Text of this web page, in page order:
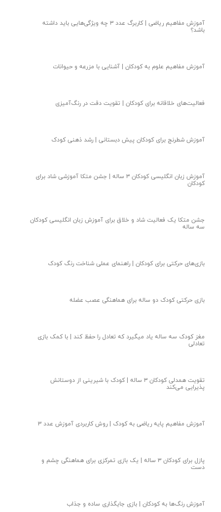
آموزش مفاهیم ریاضی | کاربرگ عدد ۳ چه ویژگی‌هایی باید داشته
باشد؟
آموزش مفاهیم علوم به کودکان | آشنایی با مزرعه و حیوانات
فعالیت‌های خلاقانه برای کودکان | تقویت دقت در رنگ‌آمیزی
آموزش شطرنج برای کودکان پیش دبستانی | رشد ذهنی کودک
آموزش زبان انگلیسی کودکان ۳ ساله | جشن متکا‌ آموزشی شاد برای
کودکان
جشن متکا یک فعالیت شاد و خلاق برای آموزش زبان انگلیسی کودکان
سه ساله
بازی‌های حرکتی برای کودکان | راهنمای عملی شناخت رنگ کودک
بازی حرکتی کودک دو ساله برای هماهنگی عصب عضله
مغز کودک سه ساله یاد میگیرد که تعادل را حفظ کند | با کمک بازی
تعادلی
تقویت همدلی کودکان ۳ ساله | کودک با شیرینی از دوستانش
پذیرایی می‌کند
آموزش مفاهیم پایه ریاضی به کودک | روش کاربردی آموزش عدد ۳
پازل برای کودکان ۳ ساله | یک بازی تمرکزی برای هماهنگی چشم و
دست
آموزش رنگ‌ها به کودکان | بازی جایگذاری ساده و جذاب